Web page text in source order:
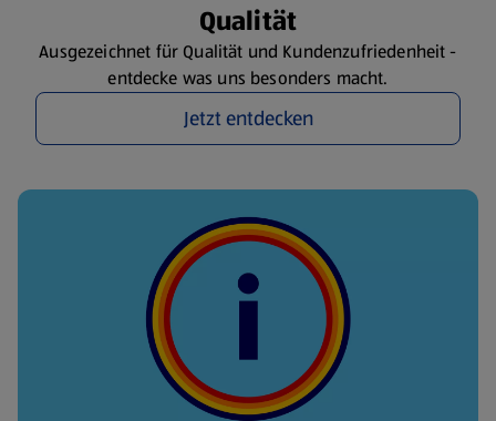
Qualität
Ausgezeichnet für Qualität und Kundenzufriedenheit -
entdecke was uns besonders macht.
Jetzt entdecken